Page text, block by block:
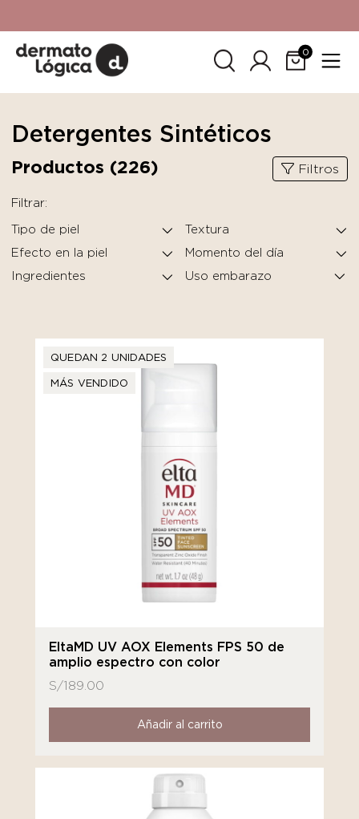
SkinCeuticals.
0
Detergentes Sintéticos
Productos (226) Filtros
Filtrar:
Tipo de piel
Textura
Efecto en la piel
Momento del día
Ingredientes
QUEDAN 2 UNIDADES
MÁS VENDIDO
EltaMD UV AOX Elements FPS 50 de
amplio espectro con color
S/189.00
Añadir al carrito